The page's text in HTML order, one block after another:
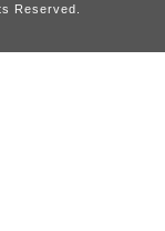
Reserved.